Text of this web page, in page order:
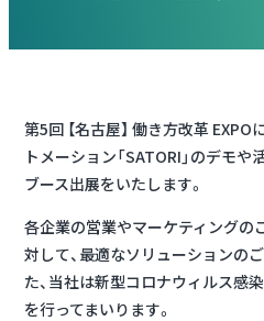
第5回 【名古屋】 働き方改革
トメーション「SATORI」のデモや
ブース出展をいたします。
各企業の営業やマーケティングの
対して、最適なソリューションの
た、当社は新型コロナウィルス感
を行ってまいります。